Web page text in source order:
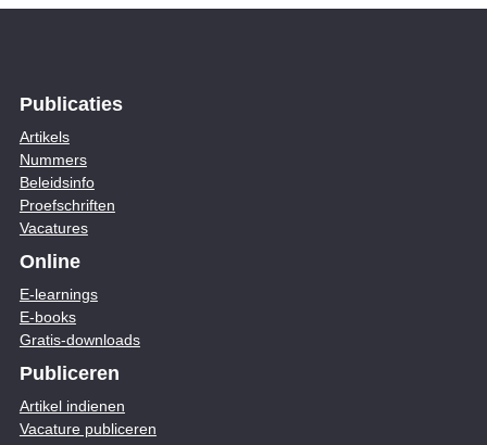
Publicaties
Artikels
Nummers
Beleidsinfo
Proefschriften
Vacatures
Online
E-learnings
E-books
Gratis-downloads
Publiceren
Artikel indienen
Vacature publiceren